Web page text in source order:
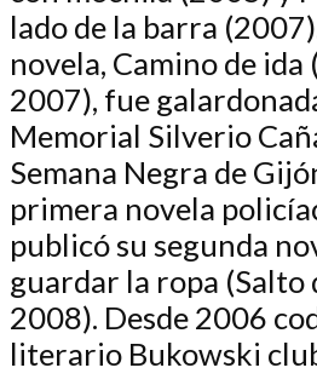
lado de la barra
novela, Camino de ida
2007), fue
Memorial Silverio
Semana Negra de
primera novela
publicó su segunda
guardar la ropa (Salto
2008). Desde 2006
literario Bukowski